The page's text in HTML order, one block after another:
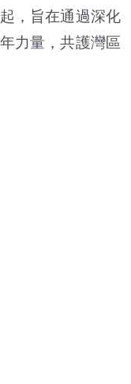
，旨在通過深化
力量，共護灣區